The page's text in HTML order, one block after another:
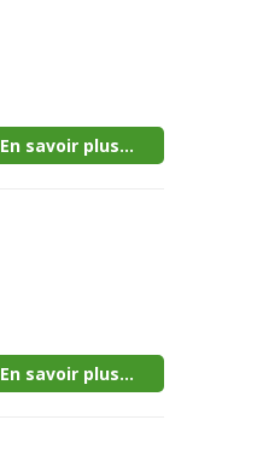
En savoir plus...
En savoir plus...